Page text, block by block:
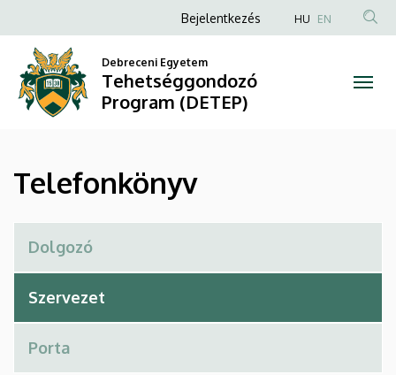
Telefonkönyv
Tehetséggondozó
Program
(DETEP)
a
tartalomra
Anonim
fiók
menüje
Bejelentkezés HU EN
Debreceni Egyetem
Tehetséggondozó
Program (DETEP)
Telefonkönyv